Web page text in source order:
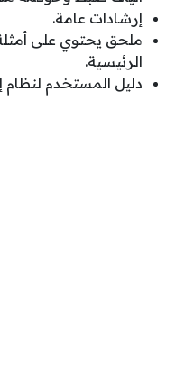
إرشادات عامة.
ملحق يحتوي على
الرئيسية.
دليل المستخدم لنظام